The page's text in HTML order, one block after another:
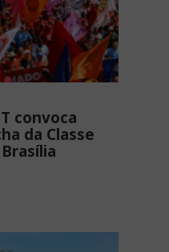
convoca
da Classe